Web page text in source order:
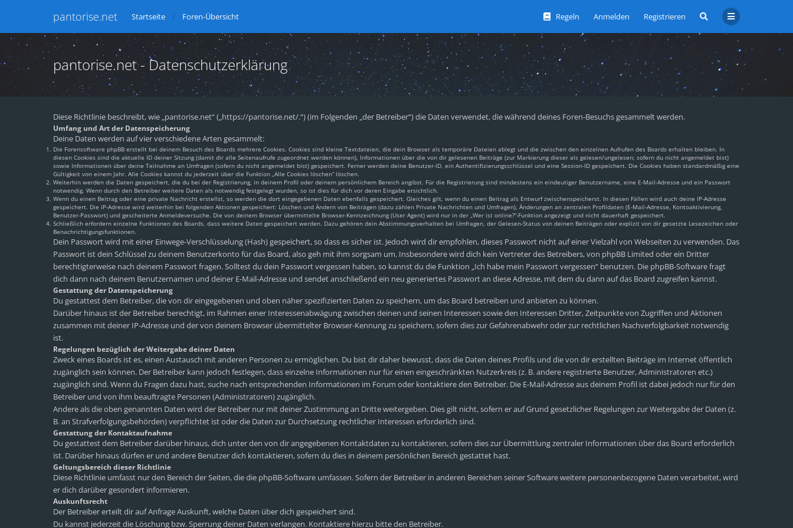
pantorise.net Regeln Anmelden Registrieren
Startseite Foren-Übersicht
pantorise.net - Datenschutzerklärung
Diese Richtlinie beschreibt, wie „pantorise.net“ („https://pantorise.net/.“) (im Folgenden „der Betreiber“) die Daten verwendet, die während deines Foren-Besuchs gesammelt werden.
Umfang und Art der Datenspeicherung
Deine Daten werden auf vier verschiedene Arten gesammelt:
Die Forensoftware phpBB erstellt bei deinem Besuch des Boards mehrere Cookies. Cookies sind kleine Textdateien, die dein Browser als temporäre Dateien ablegt und die zwischen den einzelnen Aufrufen des Boards erhalten bleiben. In
diesen Cookies sind die aktuelle ID deiner Sitzung (damit dir alle Seitenaufrufe zugeordnet werden können), Informationen über die von dir gelesenen Beiträge (zur Markierung dieser als gelesen/ungelesen; sofern du nicht angemeldet bist)
sowie Informationen über deine Teilnahme an Umfragen (sofern du nicht angemeldet bist) gespeichert. Ferner werden deine Benutzer-ID, ein Authentifizierungsschlüssel und eine Session-ID gespeichert. Die Cookies haben standardmäßig eine
Gültigkeit von einem Jahr. Alle Cookies kannst du jederzeit über die Funktion „Alle Cookies löschen“ löschen.
Weiterhin werden die Daten gespeichert, die du bei der Registrierung, in deinem Profil oder deinem persönlichem Bereich angibst. Für die Registrierung sind mindestens ein eindeutiger Benutzername, eine E-Mail-Adresse und ein Passwort
notwendig. Wenn durch den Betreiber weitere Daten als notwendig festgelegt wurden, so ist dies für dich vor deren Eingabe ersichtlich.
Wenn du einen Beitrag oder eine private Nachricht erstellst, so werden die dort eingegebenen Daten ebenfalls gespeichert. Gleiches gilt, wenn du einen Beitrag als Entwurf zwischenspeicherst. In diesen Fällen wird auch deine IP-Adresse
gespeichert. Die IP-Adresse wird weiterhin bei folgenden Aktionen gespeichert: Löschen und Ändern von Beiträgen (dazu zählen Private Nachrichten und Umfragen), Änderungen an zentralen Profildaten (E-Mail-Adresse, Kontoaktivierung,
Benutzer-Passwort) und gescheiterte Anmeldeversuche. Die von deinem Browser übermittelte Browser-Kennzeichnung (User Agent) wird nur in der „Wer ist online?“-Funktion angezeigt und nicht dauerhaft gespeichert.
Schließlich erfordern einzelne Funktionen des Boards, dass weitere Daten gespeichert werden. Dazu gehören dein Abstimmungsverhalten bei Umfragen, der Gelesen-Status von deinen Beiträgen oder explizit von dir gesetzte Lesezeichen oder
Benachrichtigungsfunktionen.
Dein Passwort wird mit einer Einwege-Verschlüsselung (Hash) gespeichert, so dass es sicher ist. Jedoch wird dir empfohlen, dieses Passwort nicht auf einer Vielzahl von Webseiten zu verwenden. Das
Passwort ist dein Schlüssel zu deinem Benutzerkonto für das Board, also geh mit ihm sorgsam um. Insbesondere wird dich kein Vertreter des Betreibers, von phpBB Limited oder ein Dritter
berechtigterweise nach deinem Passwort fragen. Solltest du dein Passwort vergessen haben, so kannst du die Funktion „Ich habe mein Passwort vergessen“ benutzen. Die phpBB-Software fragt
dich dann nach deinem Benutzernamen und deiner E-Mail-Adresse und sendet anschließend ein neu generiertes Passwort an diese Adresse, mit dem du dann auf das Board zugreifen kannst.
Gestattung der Datenspeicherung
Du gestattest dem Betreiber, die von dir eingegebenen und oben näher spezifizierten Daten zu speichern, um das Board betreiben und anbieten zu können.
Darüber hinaus ist der Betreiber berechtigt, im Rahmen einer Interessenabwägung zwischen deinen und seinen Interessen sowie den Interessen Dritter, Zeitpunkte von Zugriffen und Aktionen
zusammen mit deiner IP-Adresse und der von deinem Browser übermittelter Browser-Kennung zu speichern, sofern dies zur Gefahrenabwehr oder zur rechtlichen Nachverfolgbarkeit notwendig
ist.
Regelungen bezüglich der Weitergabe deiner Daten
Zweck eines Boards ist es, einen Austausch mit anderen Personen zu ermöglichen. Du bist dir daher bewusst, dass die Daten deines Profils und die von dir erstellten Beiträge im Internet öffentlich
zugänglich sein können. Der Betreiber kann jedoch festlegen, dass einzelne Informationen nur für einen eingeschränkten Nutzerkreis (z. B. andere registrierte Benutzer, Administratoren etc.)
zugänglich sind. Wenn du Fragen dazu hast, suche nach entsprechenden Informationen im Forum oder kontaktiere den Betreiber. Die E-Mail-Adresse aus deinem Profil ist dabei jedoch nur für den
Betreiber und von ihm beauftragte Personen (Administratoren) zugänglich.
Andere als die oben genannten Daten wird der Betreiber nur mit deiner Zustimmung an Dritte weitergeben. Dies gilt nicht, sofern er auf Grund gesetzlicher Regelungen zur Weitergabe der Daten (z.
B. an Strafverfolgungsbehörden) verpflichtet ist oder die Daten zur Durchsetzung rechtlicher Interessen erforderlich sind.
Gestattung der Kontaktaufnahme
Du gestattest dem Betreiber darüber hinaus, dich unter den von dir angegebenen Kontaktdaten zu kontaktieren, sofern dies zur Übermittlung zentraler Informationen über das Board erforderlich
ist. Darüber hinaus dürfen er und andere Benutzer dich kontaktieren, sofern du dies in deinem persönlichen Bereich gestattet hast.
Geltungsbereich dieser Richtlinie
Diese Richtlinie umfasst nur den Bereich der Seiten, die die phpBB-Software umfassen. Sofern der Betreiber in anderen Bereichen seiner Software weitere personenbezogene Daten verarbeitet, wird
er dich darüber gesondert informieren.
Auskunftsrecht
Der Betreiber erteilt dir auf Anfrage Auskunft, welche Daten über dich gespeichert sind.
Du kannst jederzeit die Löschung bzw. Sperrung deiner Daten verlangen. Kontaktiere hierzu bitte den Betreiber.